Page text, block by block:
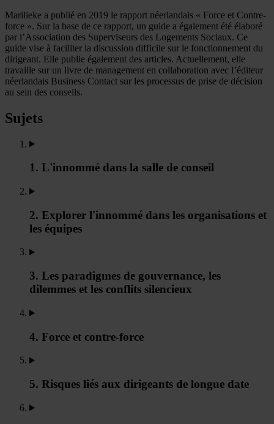
Marilieke a publié en 2019 le rapport néerlandais « Force et Contre-
force ». Sur la base de ce rapport, un guide a également été élaboré
par l’Association des Superviseurs des Logements Sociaux. Ce
guide vise à faciliter la discussion difficile sur le fonctionnement du
dirigeant. Elle publie également des articles. Actuellement, elle
travaille sur un livre de management en collaboration avec l’éditeur
néerlandais Business Contact sur les processus de prise de décision
au sein des conseils.
Sujets
1. L'innommé dans la salle de conseil
2. Explorer l'innommé dans les organisations et
les équipes
3. Les paradigmes de gouvernance, les
dilemmes et les conflits silencieux
4. Force et contre-force
5. Risques liés aux dirigeants de longue date